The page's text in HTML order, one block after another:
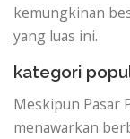
kemungkinan
yang luas ini.
kategori
Meskipun Pasar
menawarkan